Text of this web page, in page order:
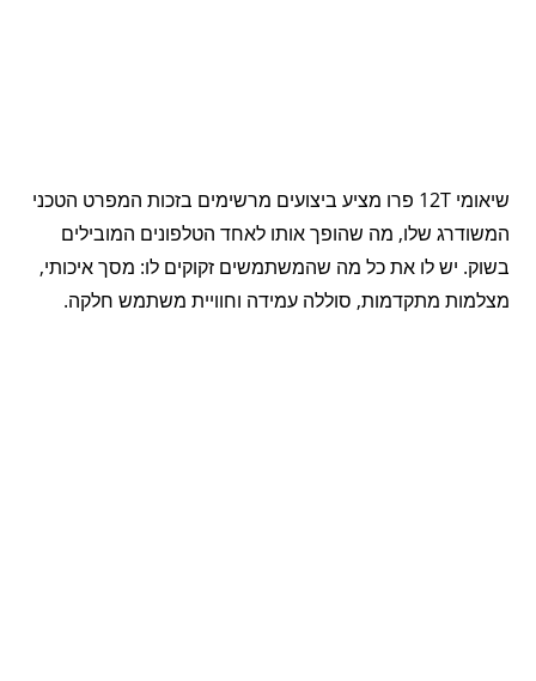
שיאומי 12T פרו מציע ביצועים מרשימים בזכות המפרט הטכני
המשודרג שלו, מה שהופך אותו לאחד הטלפונים המובילים
בשוק. יש לו את כל מה שהמשתמשים זקוקים לו: מסך איכותי,
מצלמות מתקדמות, סוללה עמידה וחוויית משתמש חלקה.